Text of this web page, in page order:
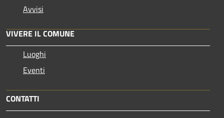
Avvisi
VIVERE IL COMUNE
Luoghi
Eventi
CONTATTI